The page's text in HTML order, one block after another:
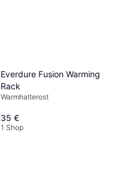
Everdure Fusion Warming
Rack
Warmhalterost
35 €
1 Shop